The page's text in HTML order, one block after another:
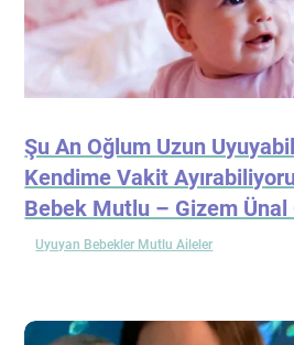
Şu An Oğlum Uzun
Kendime Vakit
Bebek Mutlu – Gizem Ünal
Uyuyan Bebekler Mutlu Aileler